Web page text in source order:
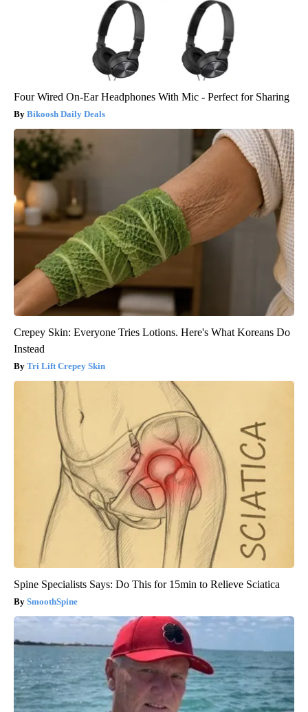
Four Wired On-Ear Headphones With Mic - Perfect for Sharing
Bikoosh Daily Deals
Crepey Skin: Everyone Tries Lotions. Here's What Koreans Do
Instead
Tri Lift Crepey Skin
Spine Specialists Says: Do This for 15min to Relieve Sciatica
SmoothSpine